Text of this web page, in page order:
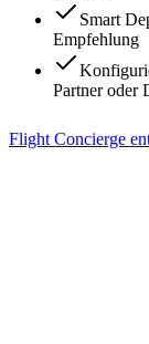
Smart
Empfehlung
Partner oder
Flight Concierge